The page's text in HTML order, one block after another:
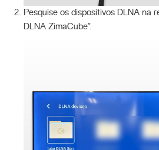
Pesquise os dispositivos DLNA na
DLNA ZimaCube”.